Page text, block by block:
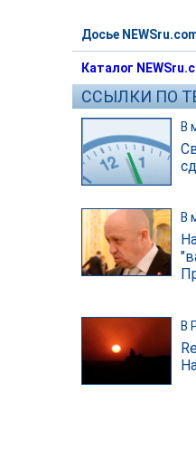
Досье
Каталог
ССЫЛКИ ПО
В
В
В